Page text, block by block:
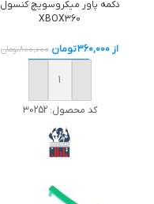
دکمه پاور ميکروسويچ کنسول
XBOX360
از360,000تومان 800,000تومان
خرید
کد محصول:30252